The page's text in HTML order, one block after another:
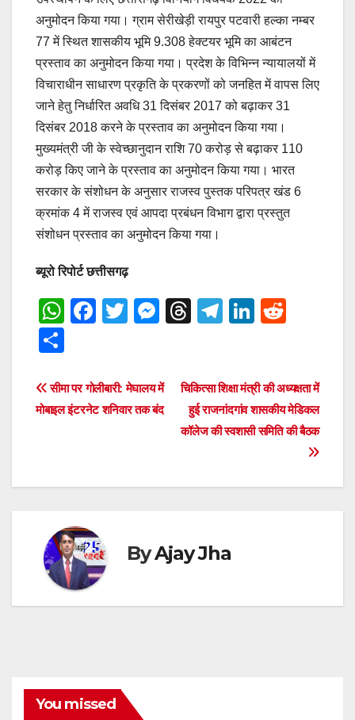
अनुमोदन किया गया। ग्राम सेरीखेड़ी रायपुर पटवारी हल्का नम्बर
77 में स्थित शासकीय भूमि 9.308 हेक्टयर भूमि का आबंटन
प्रस्ताव का अनुमोदन किया गया। प्रदेश के विभिन्न न्यायालयों में
विचाराधीन साधारण प्रकृति के प्रकरणों को जनहित में वापस लिए
जाने हेतु निर्धारित अवधि 31 दिसंबर 2017 को बढ़ाकर 31
दिसंबर 2018 करने के प्रस्ताव का अनुमोदन किया गया।
मुख्यमंत्री जी के स्वेच्छानुदान राशि 70 करोड़ से बढ़ाकर 110
करोड़ किए जाने के प्रस्ताव का अनुमोदन किया गया। भारत
सरकार के संशोधन के अनुसार राजस्व पुस्तक परिपत्र खंड 6
क्रमांक 4 में राजस्व एवं आपदा प्रबंधन विभाग द्वारा प्रस्तुत
संशोधन प्रस्ताव का अनुमोदन किया गया।
ब्यूरो रिपोर्ट छत्तीसगढ़
W
s
A
F
e
b
k
T
er
M
e
n
T
a
d
s
T
gr
a
m
Li
e
dI
n
di
t
ar
e
Post
navigation
चिकित्सा शिक्षा मंत्री की अध्यक्षता में
हुई राजनांदगांव शासकीय मेडिकल
कॉलेज की स्वशासी समिति की बैठक
सीमा पर गोलीबारी: मेघालय में
मोबाइल इंटरनेट शनिवार तक बंद
ByAjay Jha
You missed